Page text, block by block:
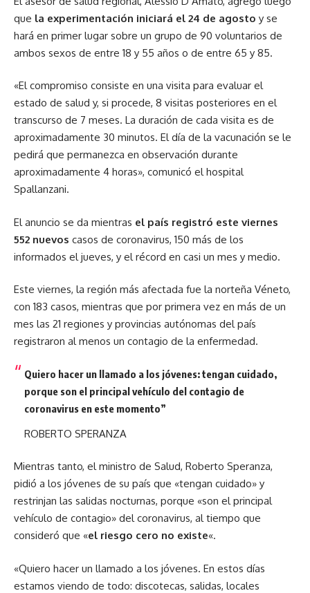
que la experimentación iniciará el 24 de agosto y se
hará en primer lugar sobre un grupo de 90 voluntarios de
ambos sexos de entre 18 y 55 años o de entre 65 y 85.
«El compromiso consiste en una visita para evaluar el
estado de salud y, si procede, 8 visitas posteriores en el
transcurso de 7 meses. La duración de cada visita es de
aproximadamente 30 minutos. El día de la vacunación se le
pedirá que permanezca en observación durante
aproximadamente 4 horas», comunicó el hospital
Spallanzani.
El anuncio se da mientras el país registró este viernes
552 nuevos casos de coronavirus, 150 más de los
informados el jueves, y el récord en casi un mes y medio.
Este viernes, la región más afectada fue la norteña Véneto,
con 183 casos, mientras que por primera vez en más de un
mes las 21 regiones y provincias autónomas del país
registraron al menos un contagio de la enfermedad.
Quiero hacer un llamado a los jóvenes: tengan cuidado,
porque son el principal vehículo del contagio de
coronavirus en este momento”
ROBERTO SPERANZA
Mientras tanto, el ministro de Salud, Roberto Speranza,
pidió a los jóvenes de su país que «tengan cuidado» y
restrinjan las salidas nocturnas, porque «son el principal
vehículo de contagio» del coronavirus, al tiempo que
consideró que «el riesgo cero no existe«.
«Quiero hacer un llamado a los jóvenes. En estos días
estamos viendo de todo: discotecas, salidas, locales